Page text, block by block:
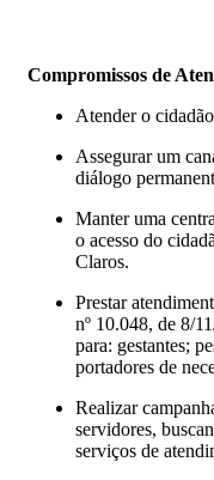
Compromissos de
Atender o
Assegurar um
diálogo
Manter uma
o acesso do
Claros.
Prestar
nº 10.048, de 8/
para: gestantes;
portadores de
Realizar
servidores,
serviços de